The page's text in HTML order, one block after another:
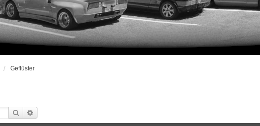
Geflüster
Suche